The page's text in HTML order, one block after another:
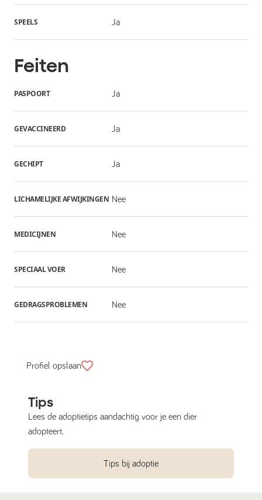
SPEELS Ja
Feiten
PASPOORT Ja
GEVACCINEERD Ja
GECHIPT Ja
LICHAMELIJKE AFWIJKINGEN Nee
MEDICIJNEN Nee
SPECIAAL VOER Nee
GEDRAGSPROBLEMEN Nee
Profiel opslaan
Tips
Lees de adoptietips aandachtig voor je een dier
adopteert.
Tips bij adoptie